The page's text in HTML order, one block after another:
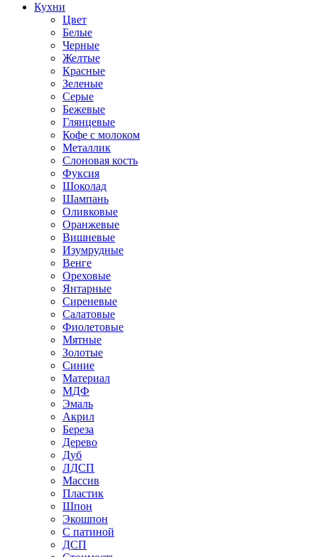
Кухни
Цвет
Белые
Черные
Желтые
Красные
Зеленые
Серые
Бежевые
Глянцевые
Кофе с молоком
Металлик
Слоновая кость
Фуксия
Шоколад
Шампань
Оливковые
Оранжевые
Вишневые
Изумрудные
Венге
Ореховые
Янтарные
Сиреневые
Салатовые
Фиолетовые
Мятные
Золотые
Синие
Материал
МДФ
Эмаль
Акрил
Береза
Дерево
Дуб
ЛДСП
Массив
Пластик
Шпон
Экошпон
С патиной
ДСП